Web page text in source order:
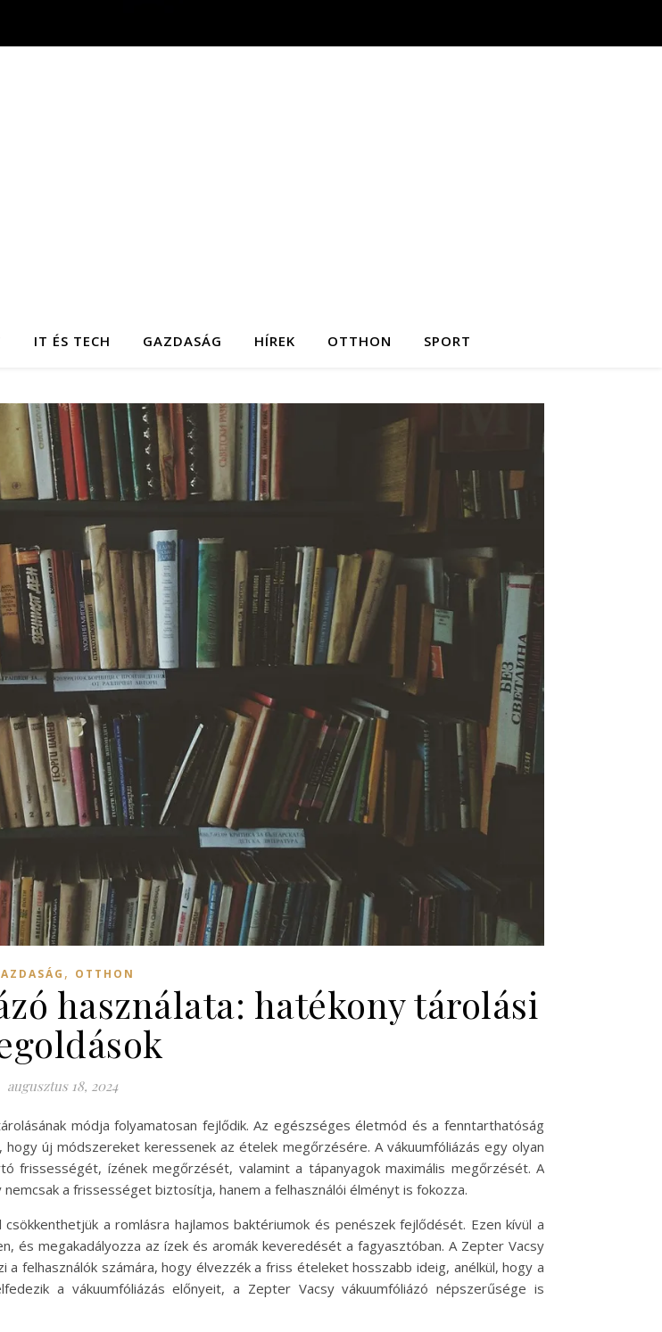
IT ÉS TECH GAZDASÁG HÍREK OTTHON SPORT
, OTTHON
használata: hatékony tárolási
augusztus 18, 2024
módja folyamatosan fejlődik. Az egészséges életmód és a fenntarthatóság
új módszereket keressenek az ételek megőrzésére. A vákuumfóliázás egy olyan
frissességét, ízének megőrzését, valamint a tápanyagok maximális megőrzését. A
a frissességet biztosítja, hanem a felhasználói élményt is fokozza.
a romlásra hajlamos baktériumok és penészek fejlődését. Ezen kívül a
és megakadályozza az ízek és aromák keveredését a fagyasztóban. A Zepter Vacsy
felhasználók számára, hogy élvezzék a friss ételeket hosszabb ideig, anélkül, hogy a
a vákuumfóliázás előnyeit, a Zepter Vacsy vákuumfóliázó népszerűsége is